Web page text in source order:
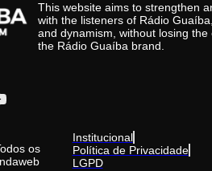
This website aims to strengthen
with the listeners of Rádio
and dynamism, without losing
the Rádio Guaíba brand.
os
Institucional
Política de Privacidade
LGPD